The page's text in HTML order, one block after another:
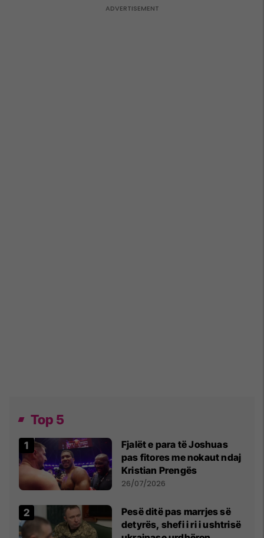
Top 5
Fjalët e para të Joshuas
pas fitores me nokaut ndaj
Kristian Prengës
26/07/2026
Pesë ditë pas marrjes së
detyrës, shefi i ri i ushtrisë